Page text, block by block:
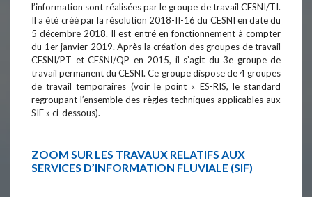
l’information sont réalisées par le groupe de travail CESNI/TI.
Il a été créé par la résolution 2018-II-16 du CESNI en date du
5 décembre 2018. Il est entré en fonctionnement à compter
du 1er janvier 2019. Après la création des groupes de travail
CESNI/PT et CESNI/QP en 2015, il s’agit du 3e groupe de
travail permanent du CESNI. Ce groupe dispose de 4 groupes
de travail temporaires (voir le point « ES-RIS, le standard
regroupant l’ensemble des règles techniques applicables aux
SIF » ci-dessous).
ZOOM SUR LES TRAVAUX RELATIFS AUX
SERVICES D’INFORMATION FLUVIALE (SIF)